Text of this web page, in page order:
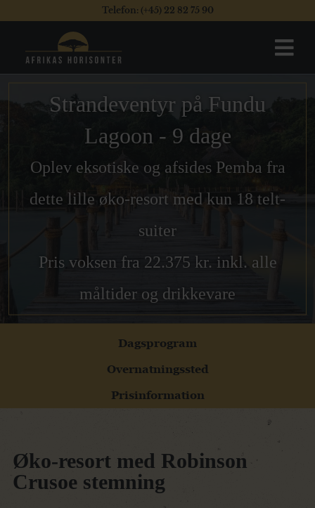
Telefon: (+45) 22 82 75 90
Strandeventyr på Fundu
Lagoon - 9 dage
Oplev eksotiske og afsides Pemba fra
dette lille øko-resort med kun 18 telt-
suiter
Pris voksen fra 22.375 kr. inkl. alle
måltider og drikkevare
Dagsprogram
Overnatningssted
Prisinformation
Øko-resort med Robinson
Crusoe stemning